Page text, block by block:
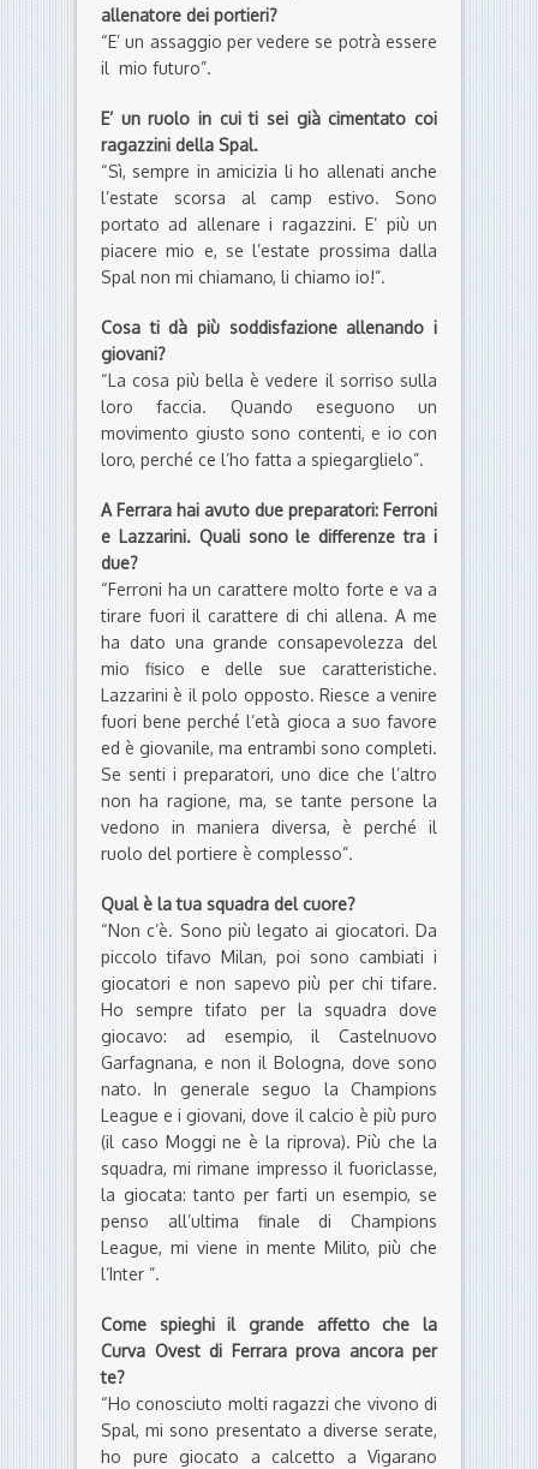
allenatore dei portieri?
“E’ un assaggio per vedere se potrà essere
il mio futuro”.
E’ un ruolo in cui ti sei già cimentato coi
ragazzini della Spal.
“Sì, sempre in amicizia li ho allenati anche
l’estate scorsa al camp estivo. Sono
portato ad allenare i ragazzini. E’ più un
piacere mio e, se l’estate prossima dalla
Spal non mi chiamano, li chiamo io!”.
Cosa ti dà più soddisfazione allenando i
giovani?
“La cosa più bella è vedere il sorriso sulla
loro faccia. Quando eseguono un
movimento giusto sono contenti, e io con
loro, perché ce l’ho fatta a spiegarglielo”.
A Ferrara hai avuto due preparatori: Ferroni
e Lazzarini. Quali sono le differenze tra i
due?
“Ferroni ha un carattere molto forte e va a
tirare fuori il carattere di chi allena. A me
ha dato una grande consapevolezza del
mio fisico e delle sue caratteristiche.
Lazzarini è il polo opposto. Riesce a venire
fuori bene perché l’età gioca a suo favore
ed è giovanile, ma entrambi sono completi.
Se senti i preparatori, uno dice che l’altro
non ha ragione, ma, se tante persone la
vedono in maniera diversa, è perché il
ruolo del portiere è complesso”.
Qual è la tua squadra del cuore?
“Non c’è. Sono più legato ai giocatori. Da
piccolo tifavo Milan, poi sono cambiati i
giocatori e non sapevo più per chi tifare.
Ho sempre tifato per la squadra dove
giocavo: ad esempio, il Castelnuovo
Garfagnana, e non il Bologna, dove sono
nato. In generale seguo la Champions
League e i giovani, dove il calcio è più puro
(il caso Moggi ne è la riprova). Più che la
squadra, mi rimane impresso il fuoriclasse,
la giocata: tanto per farti un esempio, se
penso all’ultima finale di Champions
League, mi viene in mente Milito, più che
l’Inter ”.
Come spieghi il grande affetto che la
Curva Ovest di Ferrara prova ancora per
te?
“Ho conosciuto molti ragazzi che vivono di
Spal, mi sono presentato a diverse serate,
ho pure giocato a calcetto a Vigarano